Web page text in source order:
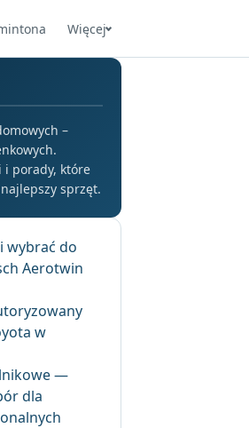
Więcej
–
i porady, które
sprzęt.
wybrać do
Aerotwin
w
—
dla